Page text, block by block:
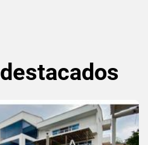
destacados